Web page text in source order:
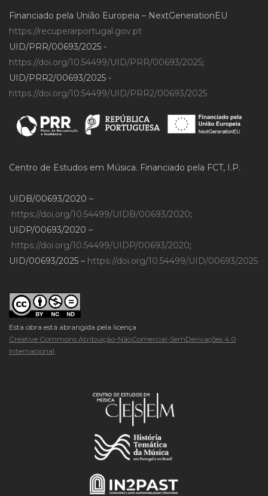
Financiado pela União Europeia – NextGenerationEU
https://recuperarportugal.gov.pt
UID/PRR/00693/2025 -
https://doi.org/10.54499/UID/PRR/00693/2025;
UID/PRR2/00693/2025 -
https://doi.org/10.54499/UID/PRR2/00693/2025
Centro de Estudos em Música. Financiado pela FCT, I.P.
UIDB/00693/2020 –
https://doi.org/10.54499/UIDB/00693/2020;
UIDP/00693/2020 –
https://doi.org/10.54499/UIDP/00693/2020;
UID/00693/2025 – https://doi.org/10.54499/UID/00693/2025
Esta obra está abrangida pela licença
Creative Commons Atribuição-NãoComercial-SemDerivações 4.0
Internacional